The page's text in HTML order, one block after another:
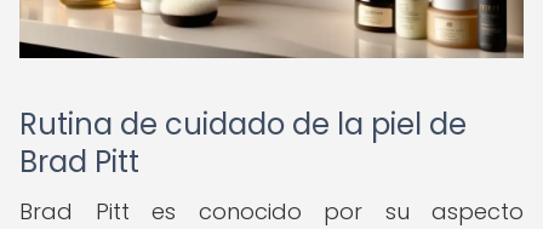
Rutina de cuidado de la piel de
Brad Pitt
Brad Pitt es conocido por su aspecto